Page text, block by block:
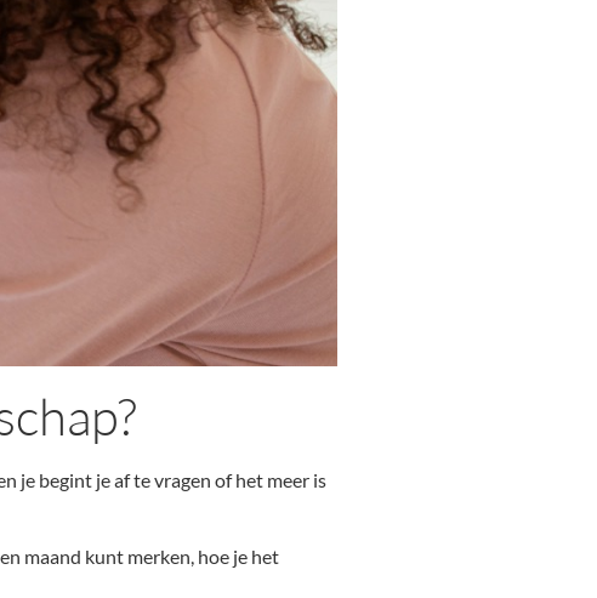
je begint je af te vragen of het meer is
maand kunt merken, hoe je het